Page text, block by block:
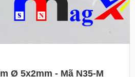
Ø 5x2mm - Mã N35-M